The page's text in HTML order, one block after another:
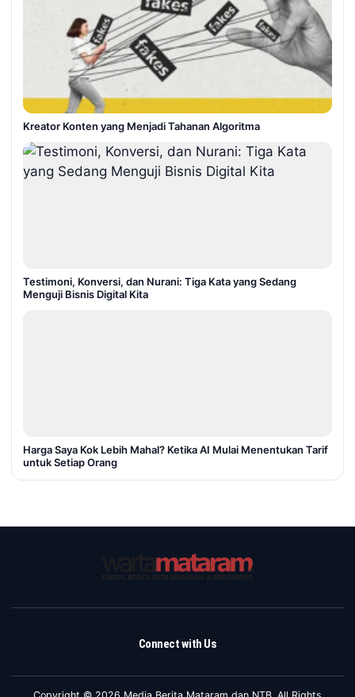
Kreator Konten yang Menjadi Tahanan Algoritma
Testimoni, Konversi, dan Nurani: Tiga Kata yang Sedang
Menguji Bisnis Digital Kita
Harga Saya Kok Lebih Mahal? Ketika AI Mulai Menentukan Tarif
untuk Setiap Orang
Connect with Us